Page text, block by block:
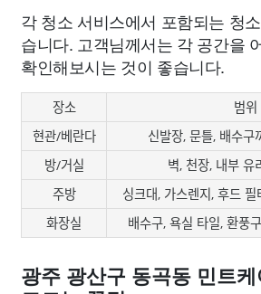
각 청소 서비스에서 포함되는 청
습니다. 고객님께서는 각 공간을
확인해보시는 것이 좋습니다.
장소
범위
현관/베란다
신발장, 문틀, 배수구
방/거실
벽, 천장, 내부 유
주방
싱크대, 가스렌지, 후드
화장실
배수구, 욕실 타일, 환풍
광주 광산구 동곡동 민트케